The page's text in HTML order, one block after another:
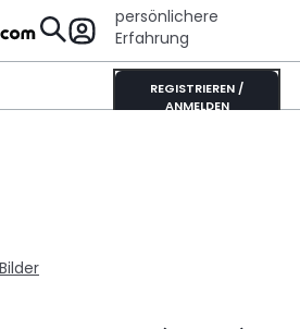
persönlichere
Erfahrung
REGISTRIEREN /
ANMELDEN
Bilder